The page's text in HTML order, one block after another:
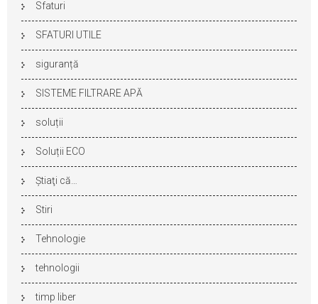
Sfaturi
SFATURI UTILE
siguranță
SISTEME FILTRARE APĂ
soluții
Soluții ECO
Ştiaţi că…
Stiri
Tehnologie
tehnologii
timp liber